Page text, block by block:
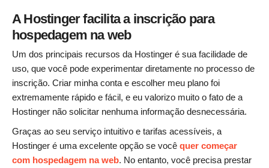
A Hostinger facilita a inscrição para
hospedagem na web
Um dos principais recursos da Hostinger é sua facilidade de
uso, que você pode experimentar diretamente no processo de
inscrição. Criar minha conta e escolher meu plano foi
extremamente rápido e fácil, e eu valorizo muito o fato de a
Hostinger não solicitar nenhuma informação desnecessária.
Graças ao seu serviço intuitivo e tarifas acessíveis, a
Hostinger é uma excelente opção se você quer começar
com hospedagem na web. No entanto, você precisa prestar